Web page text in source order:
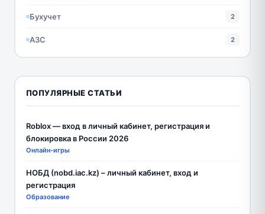
Бухучет 2
АЗС 2
ПОПУЛЯРНЫЕ СТАТЬИ
Roblox — вход в личный кабинет, регистрация и
блокировка в России 2026
Онлайн-игры
НОБД (nobd.iac.kz) – личный кабинет, вход и
регистрация
Образование